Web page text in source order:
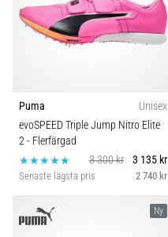
Puma
Unisex
evoSPEED Triple Jump Nitro Elite
2- Flerfärgad
3 300 kr
3 135 kr
Senaste lägsta pris 2 740 kr
Ny